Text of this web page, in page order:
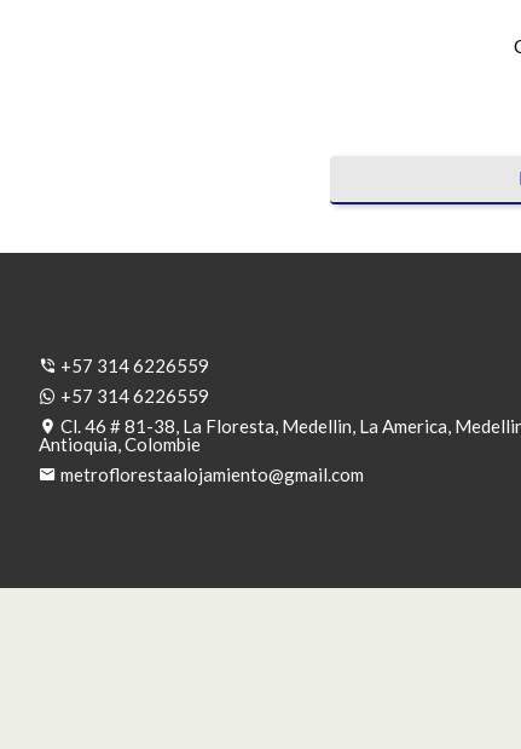
+57 314 6226559
+57 314 6226559
Cl. 46 # 81-38, La Floresta, Medellin, La America,
Antioquia, Colombie
metroflorestaalojamiento@gmail.com